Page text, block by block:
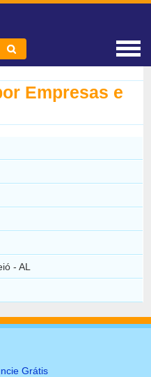
Empresas e
- AL
Grátis